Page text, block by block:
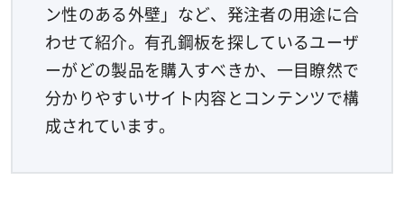
ン性のある外壁」など、発注者の用途に合
わせて紹介。有孔鋼板を探しているユーザ
ーがどの製品を購入すべきか、一目瞭然で
分かりやすいサイト内容とコンテンツで構
成されています。